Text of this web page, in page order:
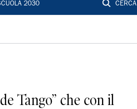
2030 CERCA
Tango” che con il